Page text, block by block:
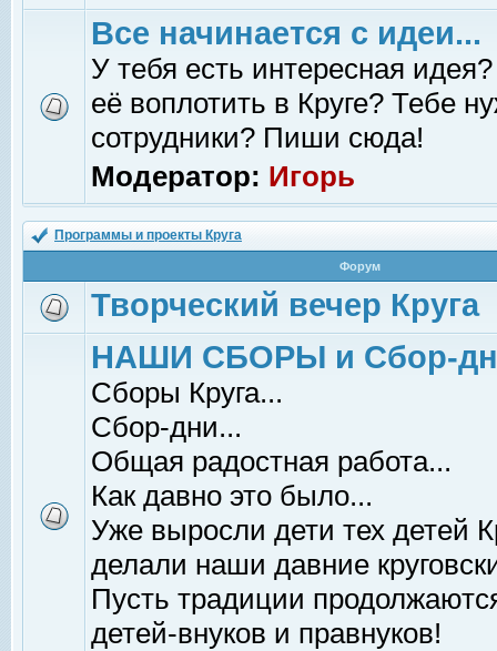
Все начинается с идеи...
У тебя есть интересная
её воплотить в Круге? Тебе
сотрудники? Пиши сюда!
Модератор: Игорь
Программы и проекты Круга
Форум
Творческий вечер Круга
НАШИ СБОРЫ и Сбор-
Сборы Круга...
Сбор-дни...
Общая радостная работа...
Как давно это было...
Уже выросли дети тех детей
делали наши давние
Пусть традиции
детей-внуков и правнуков!